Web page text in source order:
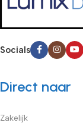
Socials
Direct naar
Zakelijk